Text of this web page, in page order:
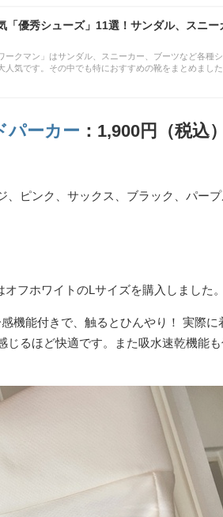
「優秀シューズ」11選！サンダル、スニー
ークマン」はサンダル、スニーカー、ブーツなど各種
人気です。その中でも特におすすめの靴をまとめまし
パーカー ：1,900円（税込）
ピンク、サックス、ブラック、パープ
フホワイトのLサイズを購入しました。
機能付きで、触るとひんやり！ 実際に
るほど快適です。また吸水速乾機能